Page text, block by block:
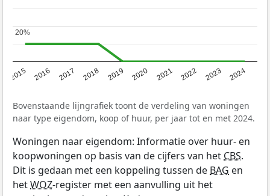
2015 2016 2017 2018 2019 2020 2021 2022 2023 2024
20%
20%
Bovenstaande lijngrafiek toont de verdeling van woningen
naar type eigendom, koop of huur, per jaar tot en met 2024.
Woningen naar eigendom: Informatie over huur- en
koopwoningen op basis van de cijfers van het CBS.
Dit is gedaan met een koppeling tussen de BAG en
hetWOZ-register met een aanvulling uit het